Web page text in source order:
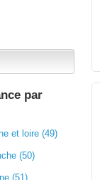
par
et loire (49)
(50)
(51)